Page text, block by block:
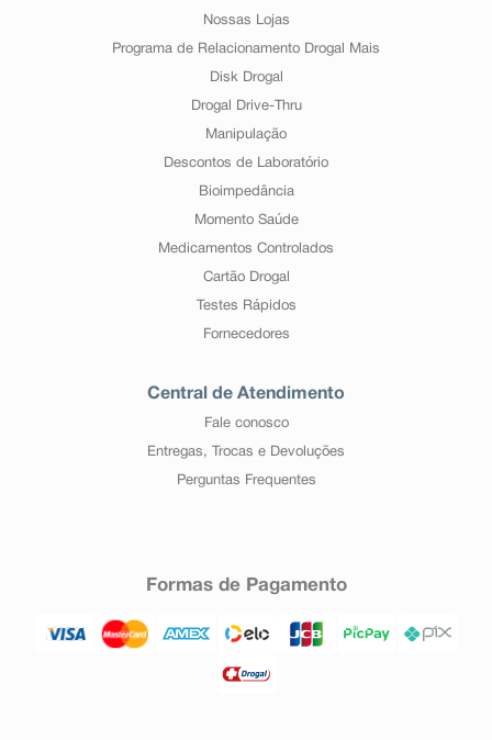
Nossas Lojas
Programa de Relacionamento Drogal Mais
Disk Drogal
Drogal Drive-Thru
Manipulação
Descontos de Laboratório
Bioimpedância
Momento Saúde
Medicamentos Controlados
Cartão Drogal
Testes Rápidos
Fornecedores
Central de Atendimento
Fale conosco
Entregas, Trocas e Devoluções
Perguntas Frequentes
Formas de Pagamento